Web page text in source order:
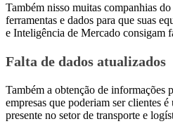
Também nisso muitas companhias
ferramentas e dados para que suas
e Inteligência de Mercado consigam
Falta de dados atualizados
Também a obtenção de informações
empresas que poderiam ser clientes
presente no setor de transporte e